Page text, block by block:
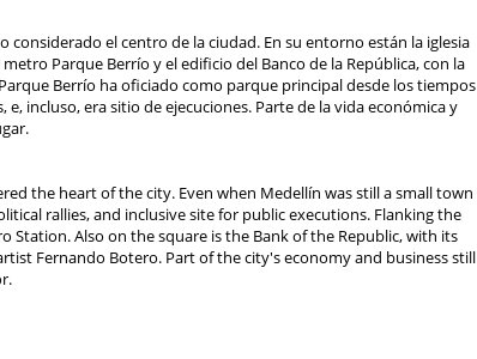
el centro de la ciudad. En su entorno están la iglesia
Parque Berrío y el edificio del Banco de la República, con la
Berrío ha oficiado como parque principal desde los tiempos
incluso, era sitio de ejecuciones. Parte de la vida económica y
the heart of the city. Even when Medellín was still a small town
rallies, and inclusive site for public executions. Flanking the
Station. Also on the square is the Bank of the Republic, with its
Fernando Botero. Part of the city's economy and business still